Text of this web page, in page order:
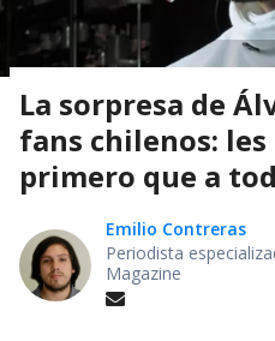
La sorpresa de
fans chilenos:
primero que a
Emilio Contreras
Periodista
Magazine